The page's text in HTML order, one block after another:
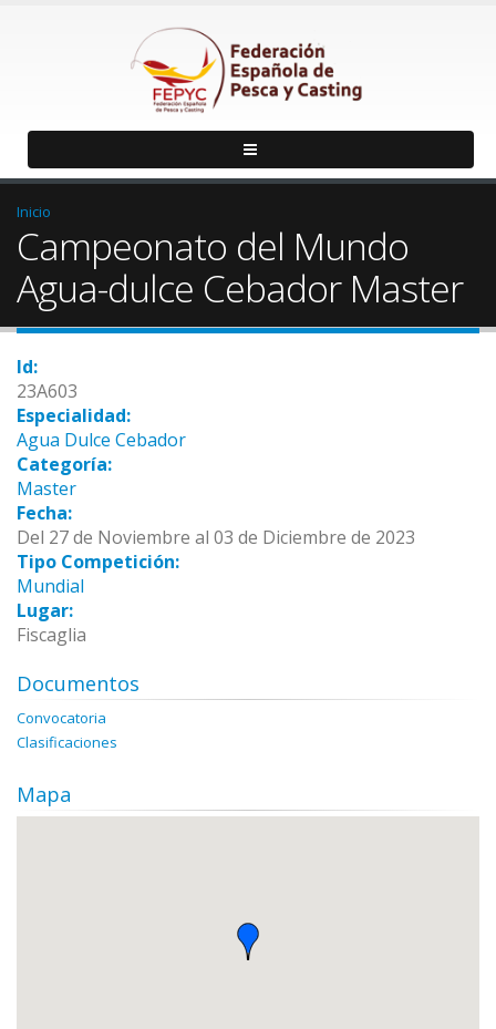
Inicio
Campeonato del Mundo
Agua-dulce Cebador Master
Id:
23A603
Especialidad:
Agua Dulce Cebador
Categoría:
Master
Fecha:
Del 27 de Noviembre al 03 de Diciembre de 2023
Tipo Competición:
Mundial
Lugar:
Fiscaglia
Documentos
Convocatoria
Clasificaciones
Mapa